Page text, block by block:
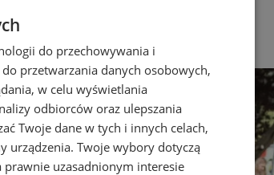
do przechowywania i
przetwarzania danych osobowych,
w celu wyświetlania
odbiorców oraz ulepszania
Twoje dane w tych i innych celach,
urządzenia. Twoje wybory dotyczą
prawnie uzasadnionym interesie